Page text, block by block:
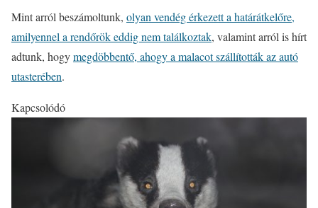
Mint arról beszámoltunk, olyan vendég érkezett a határátkelőre,
amilyennel a rendőrök eddig nem találkoztak, valamint arról is hírt
adtunk, hogymegdöbbentő, ahogy a malacot szállították az autó
utasterében.
Kapcsolódó